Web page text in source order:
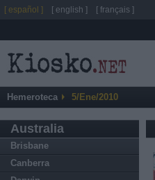
Hemeroteca 5/Ene/2010
Australia
Brisbane
Canberra
[ español ] [ english ] [ français ]